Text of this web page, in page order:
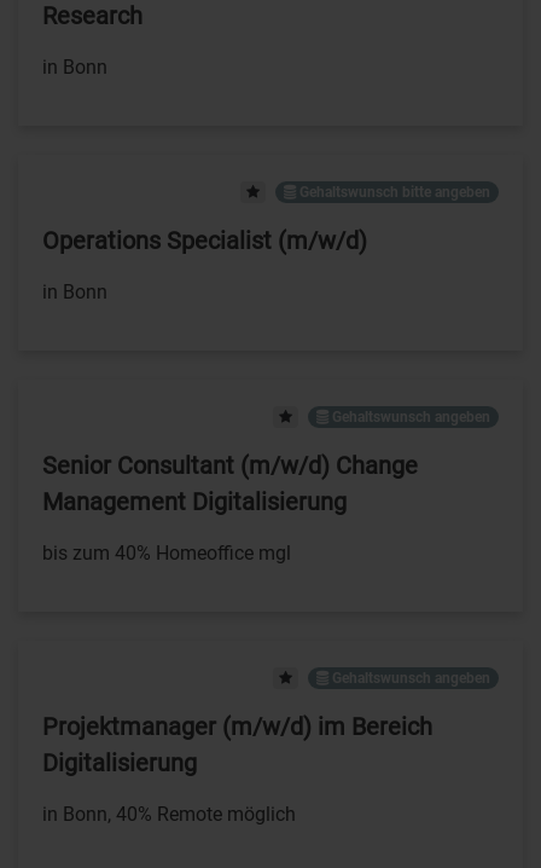
Research
in Bonn
Operations Specialist (m/w/d)
in Bonn
Gehaltswunsch bitte angeben
Senior Consultant (m/w/d) Change
Management Digitalisierung
bis zum 40% Homeoffice mgl
Gehaltswunsch angeben
Projektmanager (m/w/d) im Bereich
Digitalisierung
in Bonn, 40% Remote möglich
Gehaltswunsch angeben